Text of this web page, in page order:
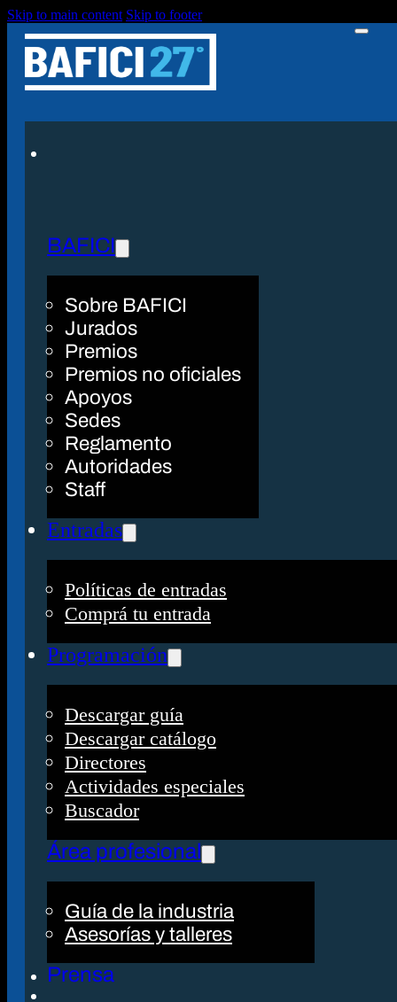
Skip to main content Skip to footer
BAFICI
Sobre BAFICI
Jurados
Premios
Premios no oficiales
Apoyos
Sedes
Reglamento
Autoridades
Staff
Entradas
Políticas de entradas
Comprá tu entrada
Programación
Descargar guía
Descargar catálogo
Directores
Actividades especiales
Buscador
Área profesional
Guía de la industria
Asesorías y talleres
Prensa